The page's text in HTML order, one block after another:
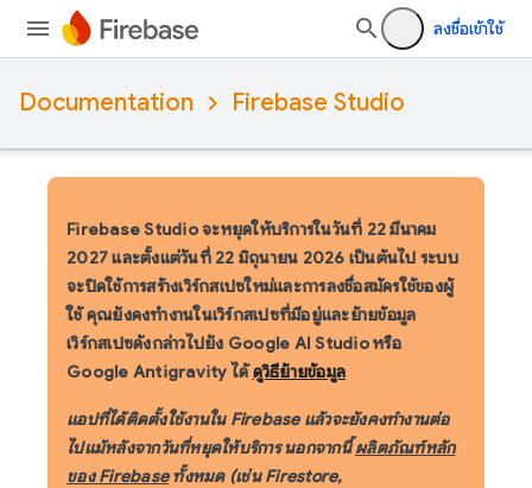
ลงชื่อเข้าใช้
Documentation Firebase Studio
Firebase Studio จะหยุดให้บริการในวันที่ 22 มีนาคม
2027และตั้งแต่วันที่ 22 มิถุนายน 2026 เป็นต้นไป ระบบ
จะปิดใช้การสร้างเวิร์กสเปซใหม่และการลงชื่อสมัครใช้ของผู้
ใช้ คุณยังคงทำงานในเวิร์กสเปซที่มีอยู่และย้ายข้อมูล
เวิร์กสเปซดังกล่าวไปยัง Google AI Studio หรือ
Google Antigravity ได้ดูวิธีย้ายข้อมูล
แอปที่ได้ติดตั้งใช้งานใน Firebase แล้วจะยังคงทำงานต่อ
ไปแม้หลังจากวันที่หยุดให้บริการ นอกจากนี้ผลิตภัณฑ์หลัก
ของ Firebaseทั้งหมด (เช่น Firestore,